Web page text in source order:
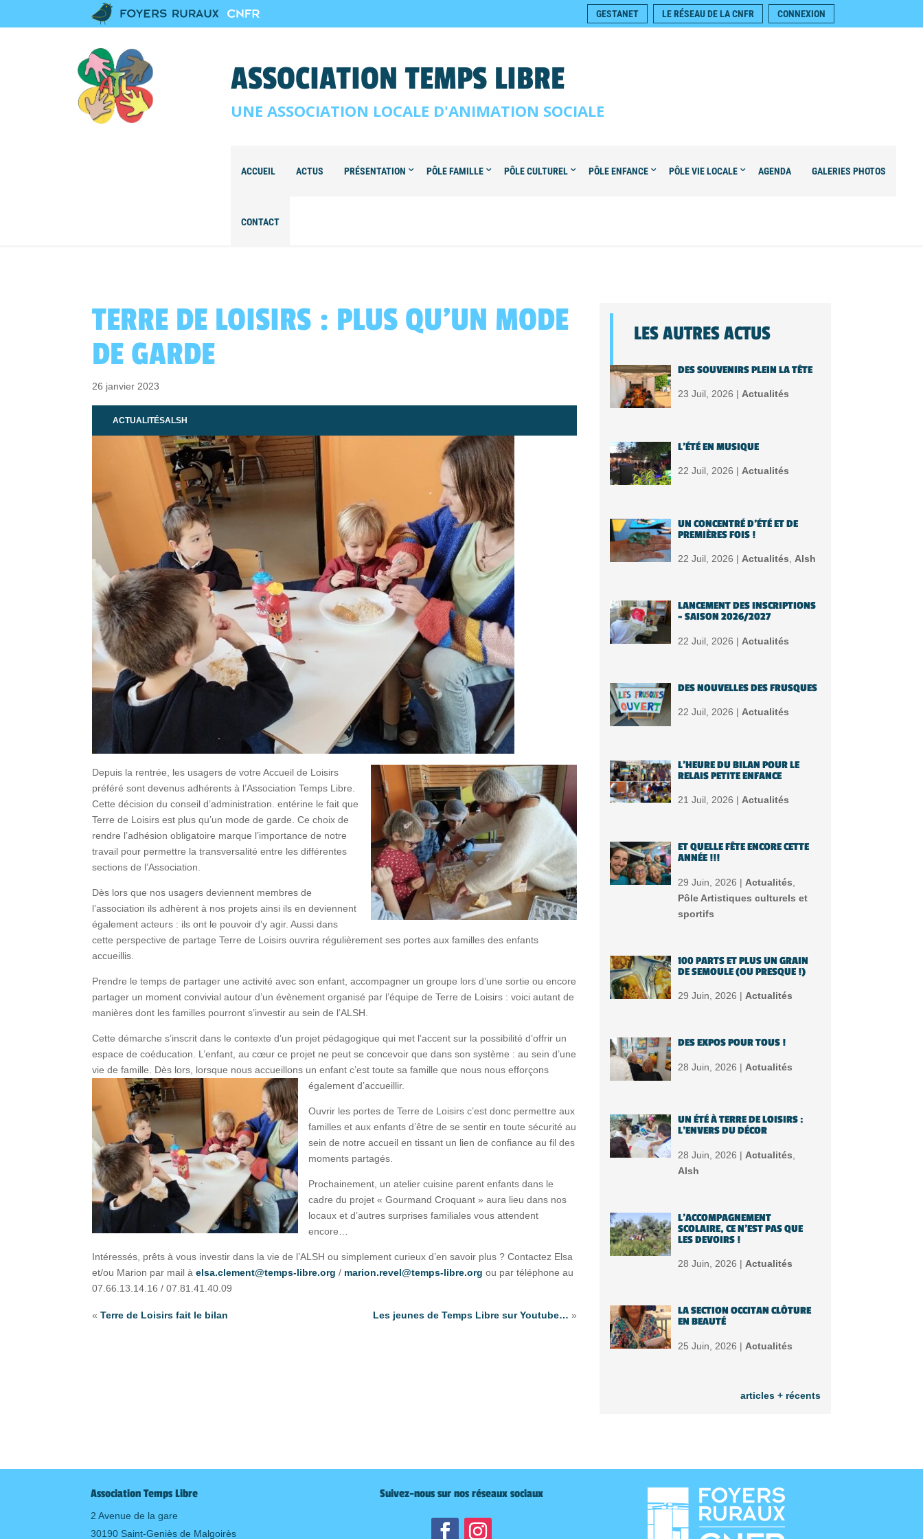
GESTANET LE RÉSEAU DE LA CNFR CONNEXION
ASSOCIATION TEMPS LIBRE
UNE ASSOCIATION LOCALE D'ANIMATION SOCIALE
ACCUEIL ACTUS PRÉSENTATION PÔLE FAMILLE PÔLE CULTUREL PÔLE ENFANCE PÔLE VIE LOCALE AGENDA GALERIES PHOTOS
CONTACT
TERRE DE LOISIRS : PLUS QU’UN MODE
DE GARDE
26 janvier 2023
ACTUALITÉSALSH
Depuis la rentrée, les usagers de votre Accueil de Loisirs
préféré sont devenus adhérents à l’Association Temps Libre.
Cette décision du conseil d’administration. entérine le fait que
Terre de Loisirs est plus qu’un mode de garde. Ce choix de
rendre l’adhésion obligatoire marque l’importance de notre
travail pour permettre la transversalité entre les différentes
sections de l’Association.
Dès lors que nos usagers deviennent membres de
l’association ils adhèrent à nos projets ainsi ils en deviennent
également acteurs : ils ont le pouvoir d’y agir. Aussi dans
cette perspective de partage Terre de Loisirs ouvrira régulièrement ses portes aux familles des enfants
accueillis.
Prendre le temps de partager une activité avec son enfant, accompagner un groupe lors d’une sortie ou encore
partager un moment convivial autour d’un évènement organisé par l’équipe de Terre de Loisirs : voici autant de
manières dont les familles pourront s’investir au sein de l’ALSH.
Cette démarche s’inscrit dans le contexte d’un projet pédagogique qui met l’accent sur la possibilité d’offrir un
espace de coéducation. L’enfant, au cœur ce projet ne peut se concevoir que dans son système : au sein d’une
vie de famille. Dès lors, lorsque nous accueillons un enfant c’est toute sa famille que nous nous efforçons
également d’accueillir.
Ouvrir les portes de Terre de Loisirs c’est donc permettre aux
familles et aux enfants d’être de se sentir en toute sécurité au
sein de notre accueil en tissant un lien de confiance au fil des
moments partagés.
Prochainement, un atelier cuisine parent enfants dans le
cadre du projet « Gourmand Croquant » aura lieu dans nos
locaux et d’autres surprises familiales vous attendent
encore…
Intéressés, prêts à vous investir dans la vie de l’ALSH ou simplement curieux d’en savoir plus ? Contactez Elsa
et/ou Marion par mail àelsa.clement@temps-libre.org / marion.revel@temps-libre.org ou par téléphone au
07.66.13.14.16 / 07.81.41.40.09
«Terre de Loisirs fait le bilan Les jeunes de Temps Libre sur Youtube… »
LES AUTRES ACTUS
DES SOUVENIRS PLEIN LA TÊTE
23 Juil, 2026 | Actualités
L’ÉTÉ EN MUSIQUE
22 Juil, 2026 | Actualités
UN CONCENTRÉ D’ÉTÉ ET DE
PREMIÈRES FOIS !
22 Juil, 2026 | Actualités, Alsh
LANCEMENT DES INSCRIPTIONS
– SAISON 2026/2027
22 Juil, 2026 | Actualités
DES NOUVELLES DES FRUSQUES
22 Juil, 2026 | Actualités
L’HEURE DU BILAN POUR LE
RELAIS PETITE ENFANCE
21 Juil, 2026 | Actualités
ET QUELLE FÊTE ENCORE CETTE
ANNÉE !!!
29 Juin, 2026 | Actualités
Pôle Artistiques culturels et
sportifs
100 PARTS ET PLUS UN GRAIN
DE SEMOULE (OU PRESQUE !)
29 Juin, 2026 | Actualités
DES EXPOS POUR TOUS !
28 Juin, 2026 | Actualités
UN ÉTÉ À TERRE DE LOISIRS :
L’ENVERS DU DÉCOR
28 Juin, 2026 | Actualités
Alsh
L’ACCOMPAGNEMENT
SCOLAIRE, CE N’EST PAS QUE
LES DEVOIRS !
28 Juin, 2026 | Actualités
LA SECTION OCCITAN CLÔTURE
EN BEAUTÉ
25 Juin, 2026 | Actualités
articles + récents
Association Temps Libre
2 Avenue de la gare
30190 Saint-Geniès de Malgoirès
Suivez-nous sur nos réseaux sociaux